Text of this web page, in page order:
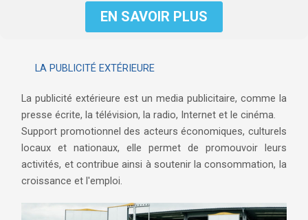
EN SAVOIR PLUS
LA PUBLICITÉ EXTÉRIEURE
La publicité extérieure est un media publicitaire, comme la
presse écrite, la télévision, la radio, Internet et le cinéma.
Support promotionnel des acteurs économiques, culturels
locaux et nationaux, elle permet de promouvoir leurs
activités, et contribue ainsi à soutenir la consommation, la
croissance et l'emploi.